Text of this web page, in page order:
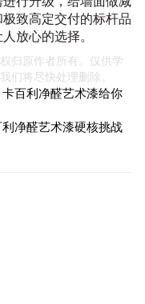
致高定交付的标杆品
放心的选择。
归原作者所有。仅供学
们将尽快处理删除。
百利净醛艺术漆给你
净醛艺术漆硬核挑战